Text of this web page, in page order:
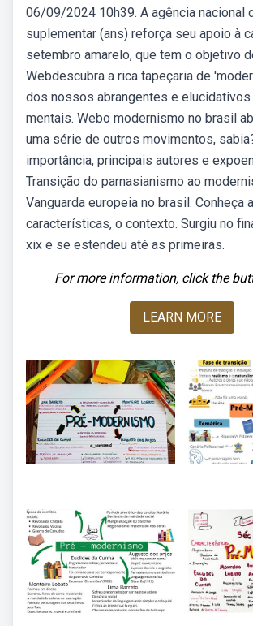
06/09/2024 10h39. A agência nacional
suplementar (ans) reforça seu apoio à
setembro amarelo, que tem o objetivo
Webdescubra a rica tapeçaria de
dos nossos abrangentes e elucidativos
mentais. Webo modernismo no brasil
uma série de outros movimentos,
importância, principais autores e
Transição do parnasianismo ao
Vanguarda europeia no brasil. Conheça
características, o contexto. Surgiu no
xix e se estendeu até as primeiras.
For more information, click the
LEARN MORE